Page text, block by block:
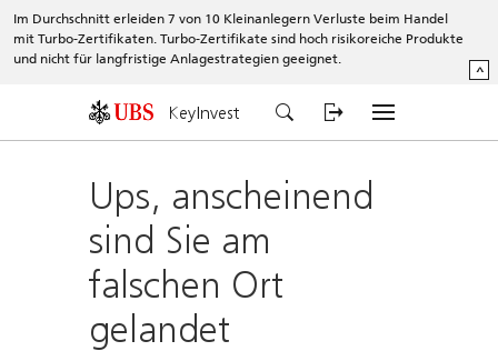
Im Durchschnitt erleiden 7 von 10 Kleinanlegern Verluste beim Handel
mit Turbo-Zertifikaten. Turbo-Zertifikate sind hoch risikoreiche Produkte
und nicht für langfristige Anlagestrategien geeignet.
^
KeyInvest
Ups, anscheinend
sind Sie am
falschen Ort
gelandet